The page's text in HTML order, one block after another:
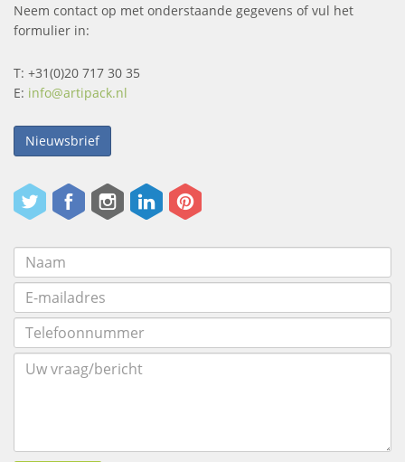
Neem contact op met onderstaande gegevens of vul het
formulier in:
T: +31(0)20 717 30 35
E: info@artipack.nl
Nieuwsbrief